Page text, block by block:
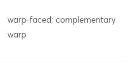
warp-faced; complementary
warp